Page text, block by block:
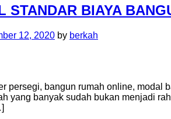
STANDAR BIAYA
12, 2020 by berkah
persegi, bangun rumah online,
yang banyak sudah bukan menjadi